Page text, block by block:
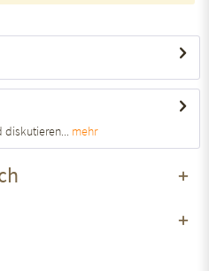
mehr